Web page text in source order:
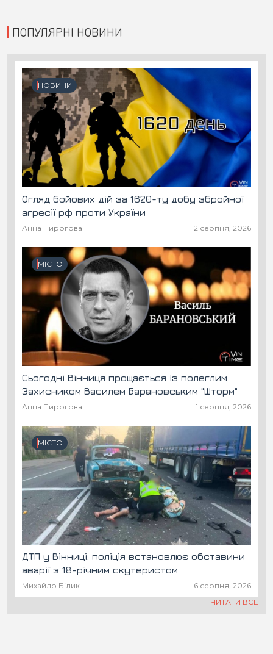
ПОПУЛЯРНІ НОВИНИ
НОВИНИ
Огляд бойових дій за 1620-ту добу збройної
агресії рф проти України
Анна Пирогова 2 серпня, 2026
МІСТО
Сьогодні Вінниця прощається із полеглим
Захисником Василем Барановським "Шторм"
Анна Пирогова 1 серпня, 2026
МІСТО
ДТП у Вінниці: поліція встановлює обставини
аварії з 18-річним скутеристом
Михайло Білик
6 серпня, 2026
ЧИТАТИ ВСЕ